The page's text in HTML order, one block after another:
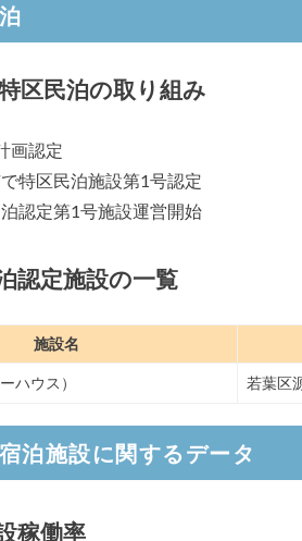
津市のサステナブルファーム「
」が来春オープン
総で今までとは一味違う未来につな
三川邸」の再生事業で協力
区民泊の取り組み
画認定
特区民泊施設第1号認定
認定第1号施設運営開始
認定施設の一覧
施設名
ハウス） 若葉区
泊施設に関するデータ
稼働率